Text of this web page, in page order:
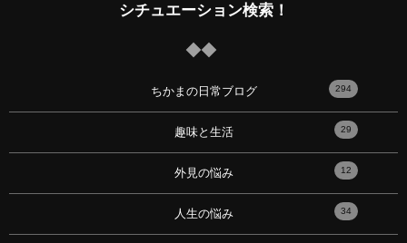
シチュエーション検索！
ちかまの日常ブログ 294
趣味と生活 29
外見の悩み 12
人生の悩み 34